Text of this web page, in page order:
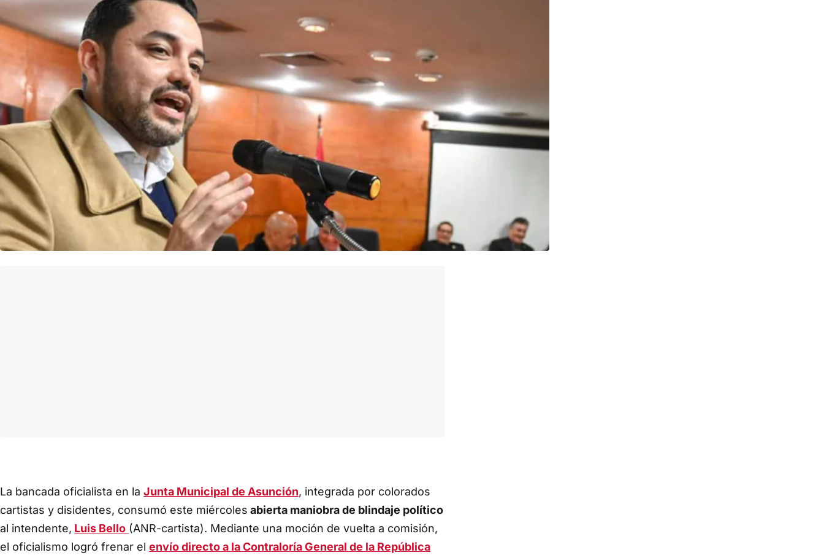
La bancada oficialista en la Junta Municipal de Asunción, integrada por colorados
cartistas y disidentes, consumó este miércoles abierta maniobra de blindaje político
al intendente, Luis Bello (ANR-cartista). Mediante una moción de vuelta a comisión,
el oficialismo logró frenar el envío directo a la Contraloría General de la República